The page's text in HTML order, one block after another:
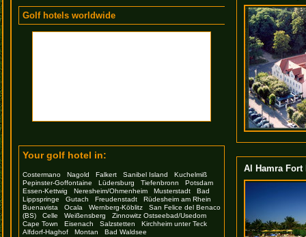
Golf hotels worldwide
Your golf hotel in:
Costermano Nagold Falkert Sanibel Island
Kuchelmiß
Pepinster-Goffontaine
Lüdersburg Tiefenbronn
Potsdam
Essen-Kettwig
Neresheim/Ohmenheim Musterstadt
Bad
Lippspringe
Gutach Freudenstadt
Rüdesheim am Rhein
Buenavista
Ocala Wernberg-Köblitz
San Felice del Benaco
(BS)
Celle Weißensberg
Zinnowitz Ostseebad/Usedom
Cape Town
Eisenach Salzstetten
Kirchheim unter Teck
Alfdorf-Haghof
Montan Bad Waldsee
Al Hamra Fort